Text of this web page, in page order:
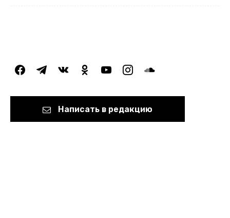
facebooktelegramvkontakteodnoklassniki
youtubeinstagramsoundcloud
Написать в редакцию